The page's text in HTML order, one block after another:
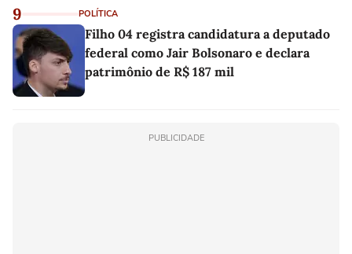
9 POLÍTICA
Filho 04 registra candidatura a deputado
federal como Jair Bolsonaro e declara
patrimônio de R$ 187 mil
PUBLICIDADE